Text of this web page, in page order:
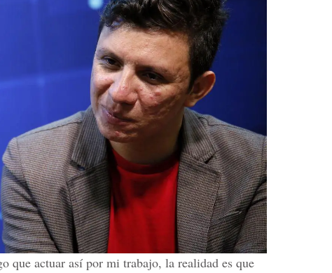
que actuar así por mi trabajo, la realidad es que